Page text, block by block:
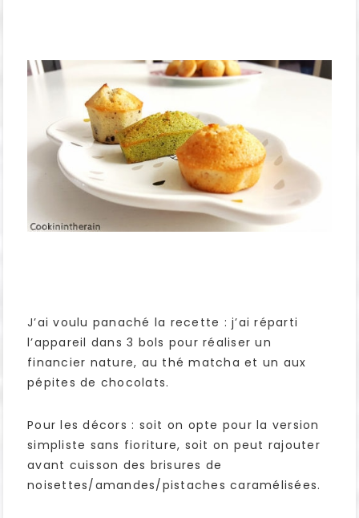
J’ai voulu panaché la recette : j’ai réparti
l’appareil dans 3 bols pour réaliser un
financier nature, au thé matcha et un aux
pépites de chocolats.
Pour les décors : soit on opte pour la version
simpliste sans fioriture, soit on peut rajouter
avant cuisson des brisures de
noisettes/amandes/pistaches caramélisées.